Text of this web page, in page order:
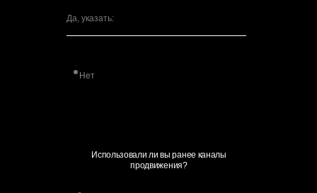
Нет
Использовали ли вы ранее каналы
продвижения?